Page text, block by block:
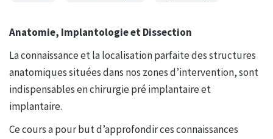
Anatomie, Implantologie et Dissection
La connaissance et la localisation parfaite des structures
anatomiques situées dans nos zones d’intervention, sont
indispensables en chirurgie pré implantaire et
implantaire.
Ce cours a pour but d’approfondir ces connaissances